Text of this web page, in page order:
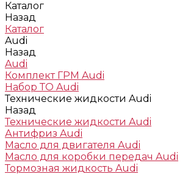
Каталог
Назад
Каталог
Audi
Назад
Audi
Комплект ГРМ Audi
Набор ТО Audi
Технические жидкости Audi
Назад
Технические жидкости Audi
Антифриз Audi
Масло для двигателя Audi
Масло для коробки передач Audi
Тормозная жидкость Audi